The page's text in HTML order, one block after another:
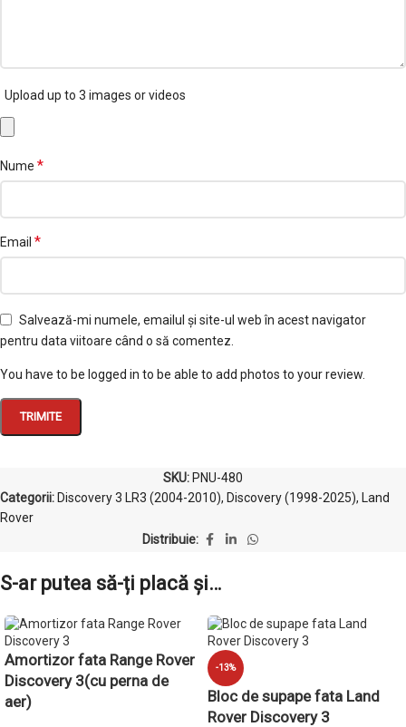
Upload up to 3 images or videos
Nume *
Email *
Salvează-mi numele, emailul și site-ul web în acest navigator
pentru data viitoare când o să comentez.
You have to be logged in to be able to add photos to your review.
SKU: PNU-480
Categorii: Discovery 3 LR3 (2004-2010), Discovery (1998-2025), Land
Rover
Distribuie:
S-ar putea să-ți placă și…
Amortizor fata Range Rover
Discovery 3(cu perna de
aer)
-13%
Bloc de supape fata Land
Rover Discovery 3